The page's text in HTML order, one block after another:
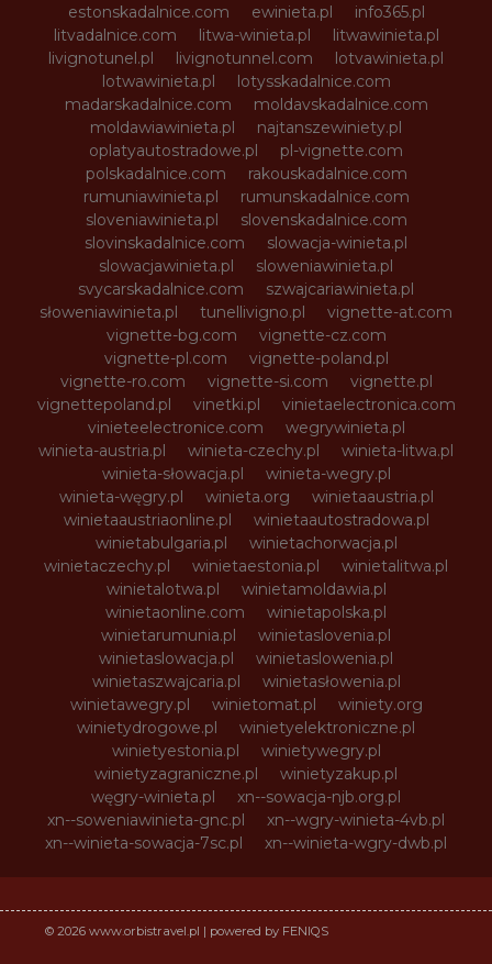
estonskadalnice.com
ewinieta.pl
info365.pl
litvadalnice.com
litwa-winieta.pl
litwawinieta.pl
livignotunel.pl
livignotunnel.com
lotvawinieta.pl
lotwawinieta.pl
lotysskadalnice.com
madarskadalnice.com
moldavskadalnice.com
moldawiawinieta.pl
najtanszewiniety.pl
oplatyautostradowe.pl
pl-vignette.com
polskadalnice.com
rakouskadalnice.com
rumuniawinieta.pl
rumunskadalnice.com
sloveniawinieta.pl
slovenskadalnice.com
slovinskadalnice.com
slowacja-winieta.pl
slowacjawinieta.pl
sloweniawinieta.pl
svycarskadalnice.com
szwajcariawinieta.pl
słoweniawinieta.pl
tunellivigno.pl
vignette-at.com
vignette-bg.com
vignette-cz.com
vignette-pl.com
vignette-poland.pl
vignette-ro.com
vignette-si.com
vignette.pl
vignettepoland.pl
vinetki.pl
vinietaelectronica.com
vinieteelectronice.com
wegrywinieta.pl
winieta-austria.pl
winieta-czechy.pl
winieta-litwa.pl
winieta-słowacja.pl
winieta-wegry.pl
winieta-węgry.pl
winieta.org
winietaaustria.pl
winietaaustriaonline.pl
winietaautostradowa.pl
winietabulgaria.pl
winietachorwacja.pl
winietaczechy.pl
winietaestonia.pl
winietalitwa.pl
winietalotwa.pl
winietamoldawia.pl
winietaonline.com
winietapolska.pl
winietarumunia.pl
winietaslovenia.pl
winietaslowacja.pl
winietaslowenia.pl
winietaszwajcaria.pl
winietasłowenia.pl
winietawegry.pl
winietomat.pl
winiety.org
winietydrogowe.pl
winietyelektroniczne.pl
winietyestonia.pl
winietywegry.pl
winietyzagraniczne.pl
winietyzakup.pl
węgry-winieta.pl
xn--sowacja-njb.org.pl
xn--soweniawinieta-gnc.pl
xn--wgry-winieta-4vb.pl
xn--winieta-sowacja-7sc.pl
xn--winieta-wgry-dwb.pl
© 2026 www.orbistravel.pl | powered by FENIQS